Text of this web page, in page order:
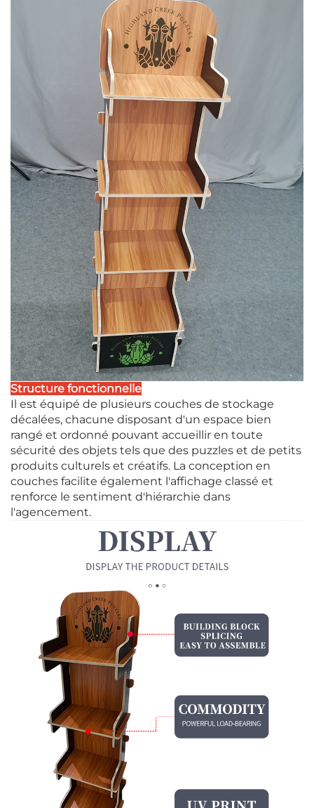
Structure fonctionnelle
Il est équipé de plusieurs couches de stockage
décalées, chacune disposant d'un espace bien
rangé et ordonné pouvant accueillir en toute
sécurité des objets tels que des puzzles et de petits
produits culturels et créatifs. La conception en
couches facilite également l'affichage classé et
renforce le sentiment d'hiérarchie dans
l'agencement.